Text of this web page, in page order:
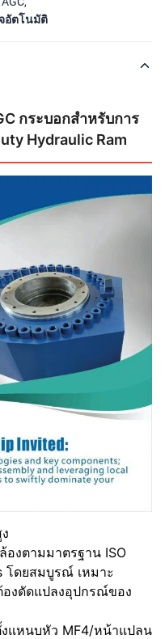
อัตโนมัติ
กระบอกสำหรับการ
Hydraulic Ram
องตามมาตรฐาน ISO
โดยสมบูรณ์ เหมาะ
งดัดแปลงอุปกรณ์ของ
แหนบหัว MF4/หน้าแปลน